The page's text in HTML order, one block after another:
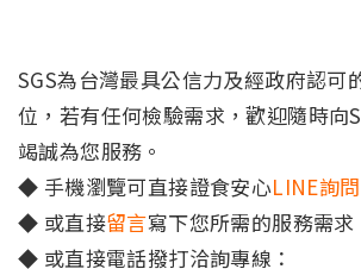
SGS為台灣最具公信力及經政府認可
位，若有任何檢驗需求，歡迎隨時向
竭誠為您服務。
◆ 手機瀏覽可直接證食安心LINE詢問
◆ 或直接留言寫下您所需的服務需求
◆ 或直接電話撥打洽詢專線：